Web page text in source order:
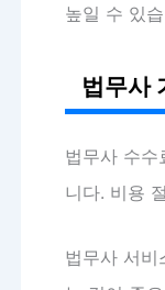
높일 수 있
법무사
법무사 수
니다. 비용
법무사 서